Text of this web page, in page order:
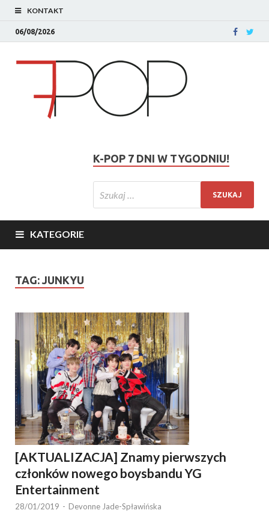
KONTAKT
06/08/2026
K-POP 7 DNI W TYGODNIU!
KATEGORIE
TAG: JUNKYU
[AKTUALIZACJA] Znamy pierwszych
członków nowego boysbandu YG
Entertainment
28/01/2019 - Devonne Jade-Spławińska